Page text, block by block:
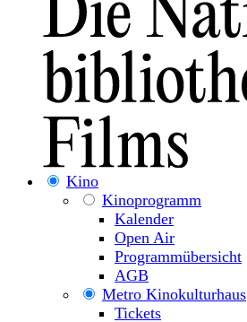
Kino
Kinoprogramm
Kalender
Open Air
Programmübersicht
AGB
Metro Kinokulturhaus
Tickets